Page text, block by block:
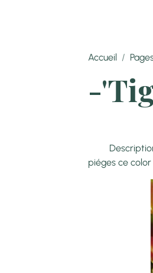
Accueil
-
Description:
piéges ce